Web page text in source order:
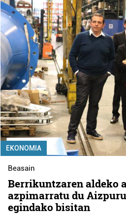
EKONOMIA
Beasain
Berrikuntzaren aldeko
azpimarratu du
egindako bisitan